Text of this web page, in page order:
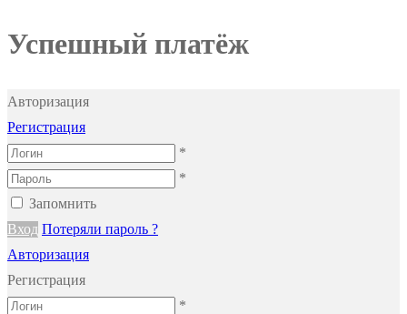
Успешный платёж
Авторизация
Регистрация
*
*
Запомнить
Вход Потеряли пароль ?
Авторизация
Регистрация
*